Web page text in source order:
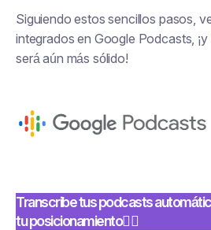
Siguiendo estos sencillos pasos,
integrados en Google Podcasts,
será aún más sólido!
Transcribe tus podcasts
tu posicionamiento👇🏼